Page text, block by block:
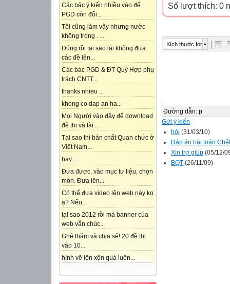
Các bác ý kiến nhiều vào để
PGD còn đổi...
Tôi cũng làm vậy nhưng nước
không trong . ...
Dúng rồi tại sao lại không đưa
các đề lên...
Các bác PGD & ĐT Quỳ Hợp phụ
trách CNTT...
thanks nhieu ...
khong co dap an ha...
Mọi Người vào đây để download
đề thi và tài...
Tại sao thì bản chất Quan chức ở
Việt Nam...
hay...
Đưa được, vào mục tư liệu, chọn
môn. Đưa lên...
Có thể đưa video lên web này ko
ạ? Nếu...
tại sao 2012 rồi mà banner của
web vẫn chúc...
Ghé thăm và chia sẻ! 20 đề thi
vào 10...
hình vẽ lộn xộn quá luôn...
Số lượt thích: 0
Kích thước font
Đường dẫn: p
Gửi ý kiến
hỏi (31/03/10)
Đáp án bài toán
Xin trợ giúp (05/12/
BQT (26/11/09)